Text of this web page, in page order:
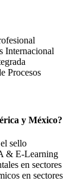
Internacional
Procesos
y México?
sello
& E-Learning
en sectores
en sectores